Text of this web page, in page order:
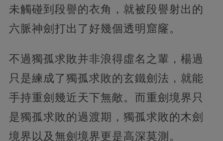
未觸碰到段譽的衣角，就被段譽射出的
六脈神劍打出了好幾個透明窟窿。
不過獨孤求敗并非浪得虛名之輩，楊過
只是練成了獨孤求敗的玄鐵劍法，就能
手持重劍幾近天下無敵。而重劍境界只
是獨孤求敗的過渡期，獨孤求敗的木劍
境界以及無劍境界更是高深莫測。